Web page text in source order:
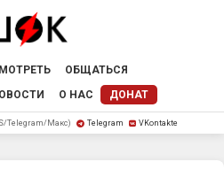
ОБЩАТЬСЯ
О НАС ДОНАТ
Telegram/Макс) Telegram VKontakte